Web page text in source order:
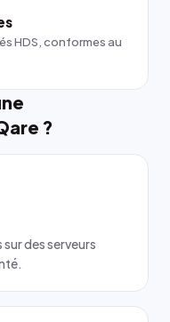
HDS, conformes au
?
des serveurs